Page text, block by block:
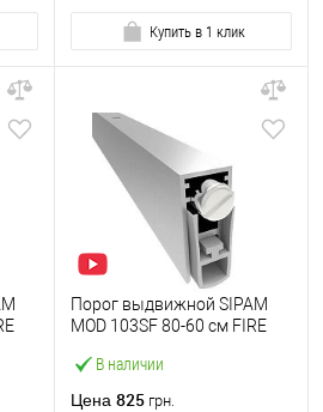
Купить в 1 клик
В наличии
Порог выдвижной SIPAM
MOD 103SF 80-60 см FIRE
Цена 825 грн.